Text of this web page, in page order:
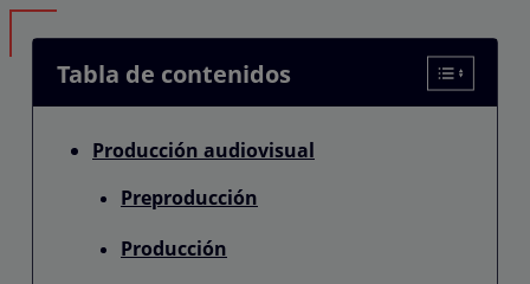
Tabla de contenidos
Producción audiovisual
Preproducción
Producción